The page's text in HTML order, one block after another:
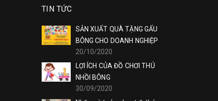
TIN TỨC
SẢN XUẤT QUÀ TẶNG GẤU
BÔNG CHO DOANH NGHIỆP
20/10/2020
LỢI ÍCH CỦA ĐỒ CHƠI THÚ
NHỒI BÔNG
30/09/2020